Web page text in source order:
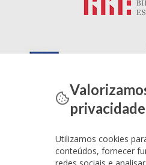
privacidade
Utilizamos cookies
conteúdos, fornecer